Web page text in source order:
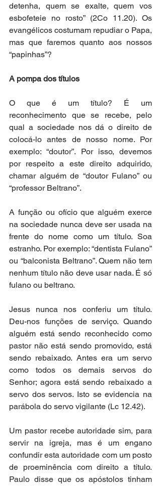
detenha, quem se exalte, quem vos
esbofeteie no rosto” (2Co 11.20). Os
evangélicos costumam repudiar o Papa,
mas que faremos quanto aos nossos
“papinhas”?
A pompa dos títulos
O que é um título? É um
reconhecimento que se recebe, pelo
qual a sociedade nos dá o direito de
colocá-lo antes de nosso nome. Por
exemplo: “doutor”. Por isso, devemos
por respeito a este direito adquirido,
chamar alguém de “doutor Fulano” ou
“professor Beltrano”.
A função ou ofício que alguém exerce
na sociedade nunca deve ser usada na
frente do nome como um título. Soa
estranho. Por exemplo: “dentista Fulano”
ou “balconista Beltrano”. Quem não tem
nenhum título não deve usar nada. É só
fulano ou beltrano.
Jesus nunca nos conferiu um título.
Deu-nos funções de serviço. Quando
alguém está sendo reconhecido como
pastor não está sendo promovido, está
sendo rebaixado. Antes era um servo
como todos os demais servos do
Senhor; agora está sendo rebaixado a
servo dos servos. Isto se evidencia na
parábola do servo vigilante (Lc 12.42).
Um pastor recebe autoridade sim, para
servir na igreja, mas é um engano
confundir esta autoridade com um posto
de proeminência com direito a título.
Paulo disse que os apóstolos tinham